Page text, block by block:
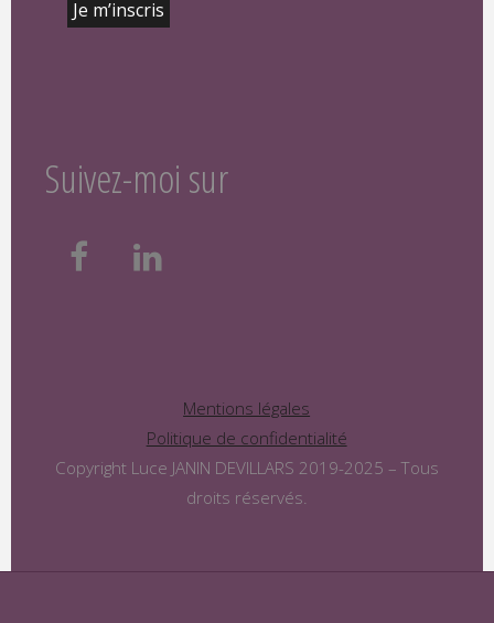
Suivez-moi sur
Mentions légales
Politique de confidentialité
Copyright Luce JANIN DEVILLARS 2019-2025 – Tous
droits réservés.